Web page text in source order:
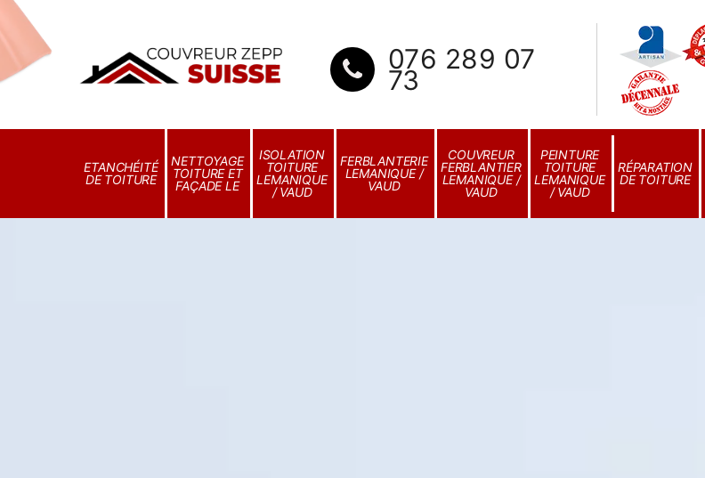
076 289 07
73
ETANCHÉITÉ
DE TOITURE
NETTOYAGE
TOITURE ET
FAÇADE LE
ISOLATION
TOITURE
LEMANIQUE
/ VAUD
FERBLANTERIE
LEMANIQUE /
VAUD
COUVREUR
FERBLANTIER
LEMANIQUE /
VAUD
PEINTURE
TOITURE
LEMANIQUE
/ VAUD
RÉPARATION
DE TOITURE